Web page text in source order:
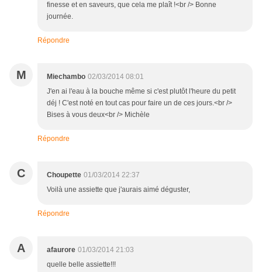
finesse et en saveurs, que cela me plaît !<br /> Bonne
journée.
Répondre
M Miechambo 02/03/2014 08:01
J'en ai l'eau à la bouche même si c'est plutôt l'heure du petit
déj ! C'est noté en tout cas pour faire un de ces jours.<br />
Bises à vous deux<br /> Michèle
Répondre
C Choupette 01/03/2014 22:37
Voilà une assiette que j'aurais aimé déguster,
Répondre
A afaurore 01/03/2014 21:03
quelle belle assiette!!!